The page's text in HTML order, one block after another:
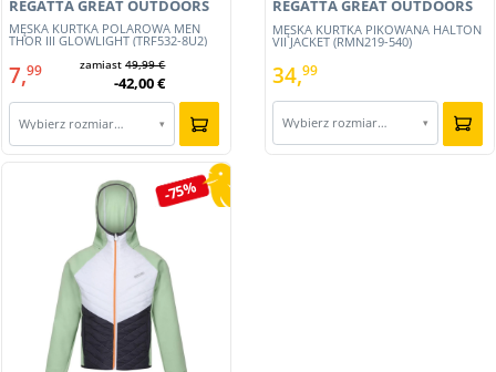
MĘSKA KURTKA POLAROWA MEN
THOR III GLOWLIGHT (TRF532-8U2)
REGATTA GREAT OUTDOORS
7,99 zamiast49,99 €
-42,00 €
Wybierz rozmiar… ▾
MĘSKA KURTKA PIKOWANA HALTON
VII JACKET (RMN219-540)
REGATTA GREAT OUTDOORS
34,99
Wybierz rozmiar… ▾
-75%